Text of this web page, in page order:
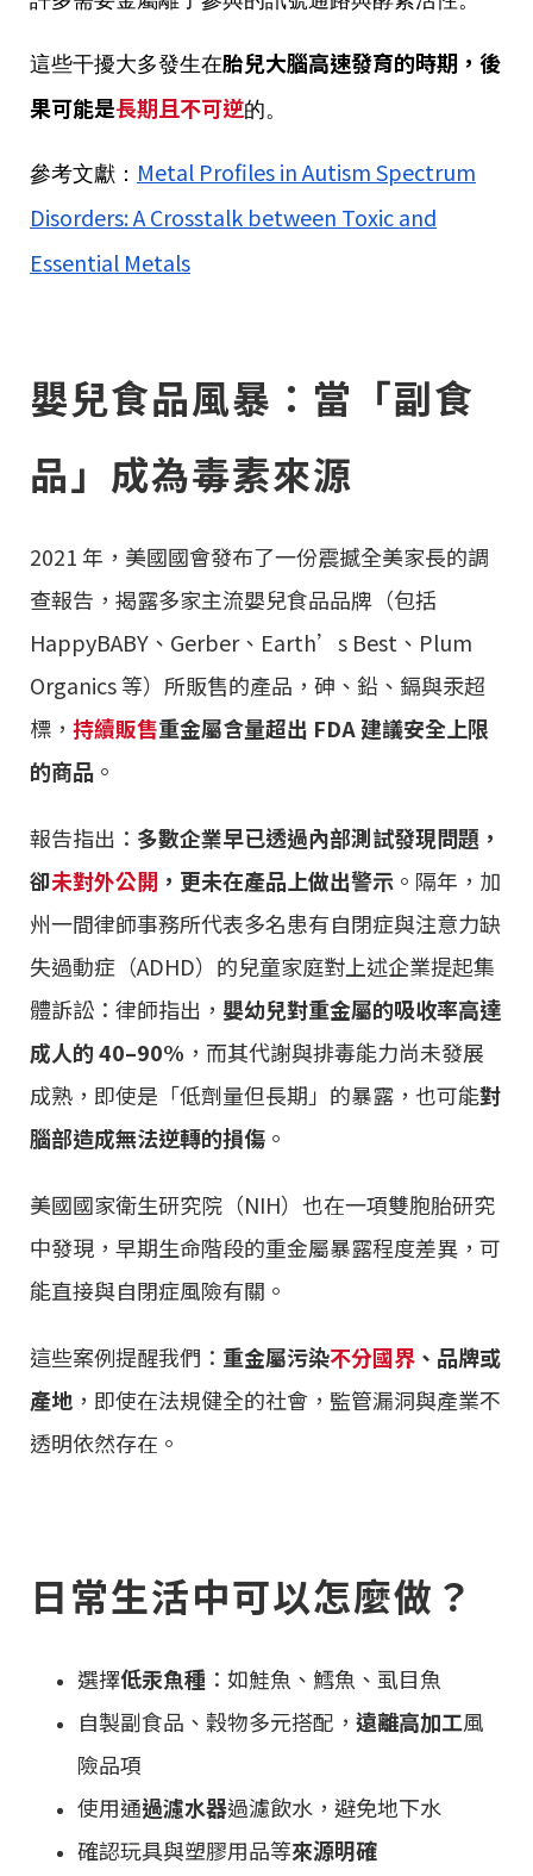
這些干擾大多發生在胎兒大腦高速發育的時期，後
果可能是長期且不可逆的。
參考文獻： Metal Profiles in Autism Spectrum
Disorders: A Crosstalk between Toxic and
Essential Metals
嬰兒食品風暴：當「副食
品」成為毒素來源
2021 年，美國國會發布了一份震撼全美家長的調
查報告，揭露多家主流嬰兒食品品牌（包括
HappyBABY、Gerber、Earth’s Best、Plum
Organics 等）所販售的產品，砷、鉛、鎘與汞超
標， 持續販售重金屬含量超出 FDA 建議安全上限
的商品 。
報告指出： 多數企業早已透過內部測試發現問題，
卻未對外公開 ，更未在產品上做出警示 。隔年，加
州一間律師事務所代表多名患有自閉症與注意力缺
失過動症（ADHD）的兒童家庭對上述企業提起集
體訴訟：律師指出， 嬰幼兒對重金屬的吸收率高達
成人的 40–90% ，而其代謝與排毒能力尚未發展
成熟，即使是「低劑量但長期」的暴露，也可能對
腦部造成無法逆轉的損傷 。
美國國家衛生研究院（NIH）也在一項雙胞胎研究
中發現，早期生命階段的重金屬暴露程度差異，可
能直接與自閉症風險有關。
這些案例提醒我們： 重金屬污染不分國界 、品牌或
產地 ，即使在法規健全的社會，監管漏洞與產業不
透明依然存在。
日常生活中可以怎麼做？
選擇低汞魚種 ：如鮭魚、鱈魚、虱目魚
自製副食品、穀物多元搭配， 遠離高加工風
險品項
使用通過濾水器過濾飲水，避免地下水
確認玩具與塑膠用品等來源明確